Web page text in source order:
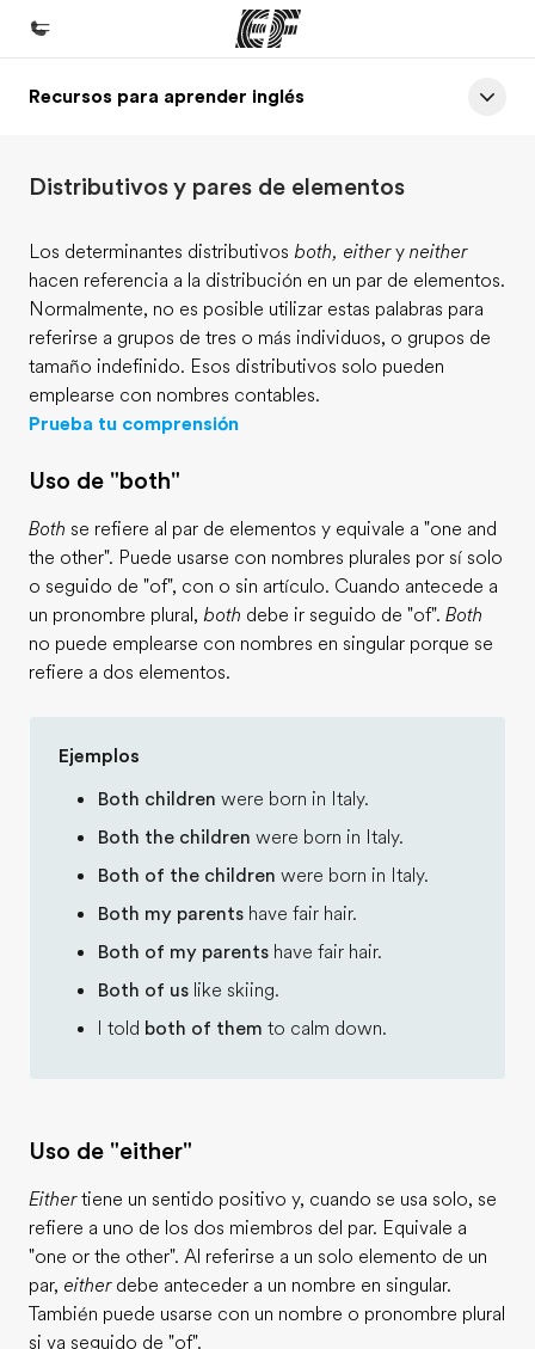
Inicio
Programas
Oficinas
Encuentra una oficina
Sobre nosotros
Recursos para aprender inglés
Distributivos y pares de elementos
Los determinantes distributivos both, eithery neither
hacen referencia a la distribución en un par de elementos.
Normalmente, no es posible utilizar estas palabras para
referirse a grupos de tres o más individuos, o grupos de
tamaño indefinido. Esos distributivos solo pueden
emplearse con nombres contables.
Prueba tu comprensión
Uso de "both"
Both se refiere al par de elementos y equivale a "one and
the other". Puede usarse con nombres plurales por sí solo
o seguido de "of", con o sin artículo. Cuando antecede a
un pronombre plural, both debe ir seguido de "of". Both
no puede emplearse con nombres en singular porque se
refiere a dos elementos.
Ejemplos
Both children were born in Italy.
Both the children were born in Italy.
Both of the children were born in Italy.
Both my parents have fair hair.
Both of my parents have fair hair.
Both of us like skiing.
I told both of them to calm down.
Uso de "either"
Eithertiene un sentido positivo y, cuando se usa solo, se
refiere a uno de los dos miembros del par. Equivale a
"one or the other". Al referirse a un solo elemento de un
par, eitherdebe anteceder a un nombre en singular.
También puede usarse con un nombre o pronombre plural
si va seguido de "of".